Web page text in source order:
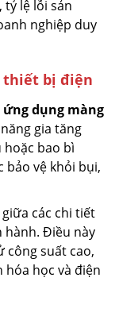
lệ lỗi sản
nghiệp duy
thiết bị điện
ứng dụng màng
gia tăng
bao bì
bảo vệ khỏi bụi,
các chi tiết
hành. Điều này
công suất cao,
hóa học và điện